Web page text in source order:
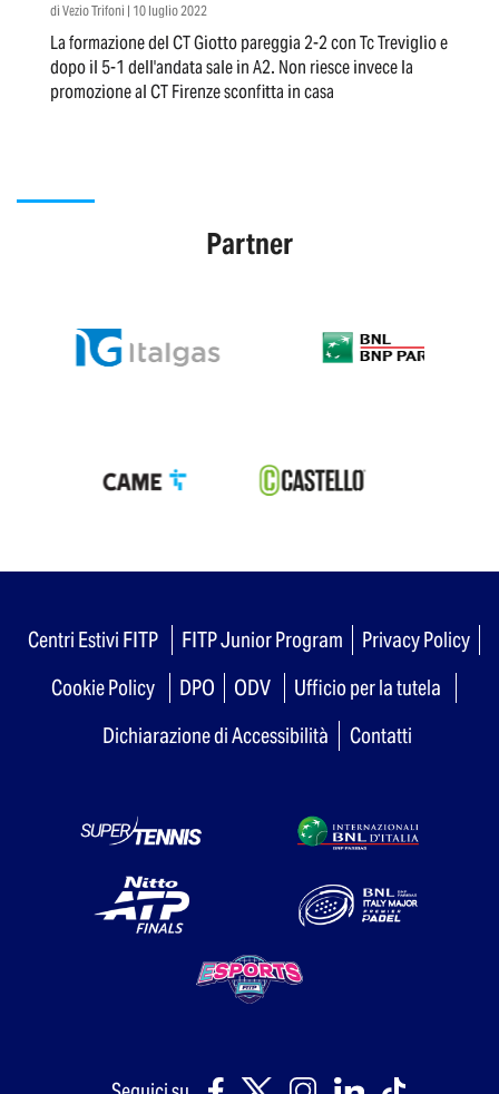
di Vezio Trifoni | 10 luglio 2022
La formazione del CT Giotto pareggia 2-2 con Tc Treviglio e
dopo il 5-1 dell'andata sale in A2. Non riesce invece la
promozione al CT Firenze sconfitta in casa
Partner
Centri Estivi FITP FITP Junior Program
Privacy Policy
Cookie Policy
DPO ODV
Ufficio per la tutela
Dichiarazione di Accessibilità
Contatti